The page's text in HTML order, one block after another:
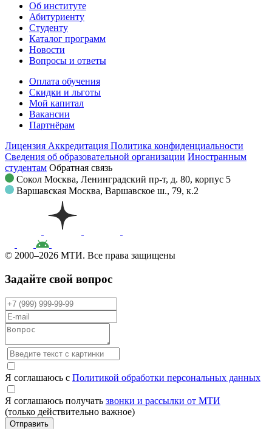
Об институте
Абитуриенту
Студенту
Каталог программ
Новости
Вопросы и ответы
Оплата обучения
Скидки и льготы
Мой капитал
Вакансии
Партнёрам
Лицензия Аккредитация Политика конфиденциальности
Сведения об образовательной организации Иностранным
студентам Обратная связь
Сокол Москва, Ленинградский пр-т, д. 80, корпус 5
Варшавская Москва, Варшавское ш., 79, к.2
© 2000–2026 МТИ. Все права защищены
Задайте свой вопрос
Я соглашаюсь с Политикой обработки персональных данных
Я соглашаюсь получать звонки и рассылки от МТИ
(только действительно важное)
Отправить